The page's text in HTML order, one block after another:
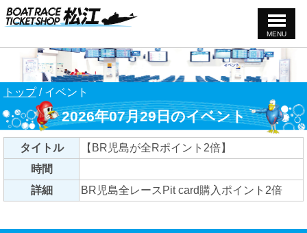
このページの本文へ
MENU
現
の
位
置：
トップ/ イベント
2026年07月29日のイベント
タイトル
【BR児島が全Rポイント2倍】
時間
詳細
BR児島全レースPit card購入ポイント2倍